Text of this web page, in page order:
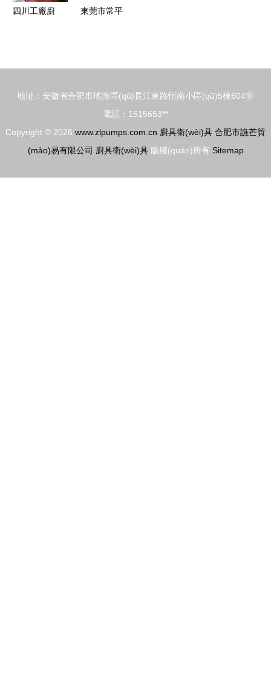
四川工廠廚
設(shè)計
衛(wèi)具
選配全攻略
東莞市常平
(yīng)商的
價格優
(yōu)勢與
熱賣促銷
地址：安徽省合肥市瑤海區(qū)長江東路恒南小區(qū)5棟604室
電話：1515653**
Copyright © 2026 www.zlpumps.com.cn 廚具衛(wèi)具 合肥市譙芒貿
(mào)易有限公司 廚具衛(wèi)具版權(quán)所有 Sitemap